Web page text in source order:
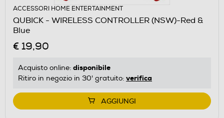
ACCESSORI HOME ENTERTAINMENT
QUBICK - WIRELESS CONTROLLER (NSW)-Red &
Blue
€ 19,90
Acquisto online: disponibile
Ritiro in negozio in 30' gratuito: verifica
AGGIUNGI